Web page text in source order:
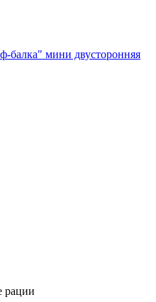
балка" мини двусторонняя
рации